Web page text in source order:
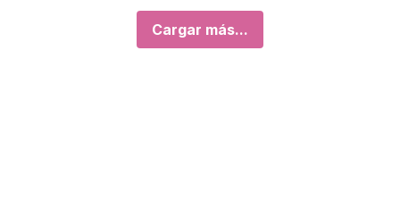
Cargar más...